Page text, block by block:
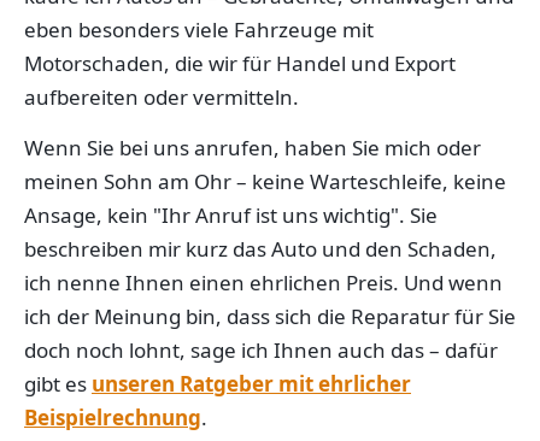
eben besonders viele Fahrzeuge mit
Motorschaden, die wir für Handel und Export
aufbereiten oder vermitteln.
Wenn Sie bei uns anrufen, haben Sie mich oder
meinen Sohn am Ohr – keine Warteschleife, keine
Ansage, kein "Ihr Anruf ist uns wichtig". Sie
beschreiben mir kurz das Auto und den Schaden,
ich nenne Ihnen einen ehrlichen Preis. Und wenn
ich der Meinung bin, dass sich die Reparatur für Sie
doch noch lohnt, sage ich Ihnen auch das – dafür
gibt es unseren Ratgeber mit ehrlicher
Beispielrechnung.